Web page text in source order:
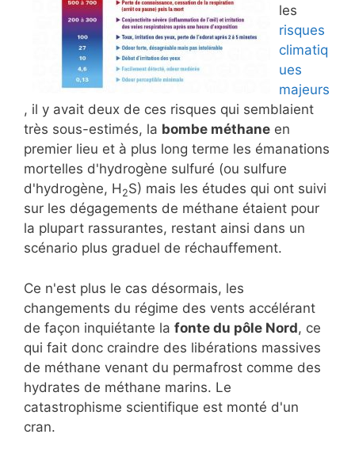
les
risques
climatiq
ues
majeurs
, il y avait deux de ces risques qui semblaient
très sous-estimés, la bombe méthane en
premier lieu et à plus long terme les émanations
mortelles d'hydrogène sulfuré (ou sulfure
d'hydrogène, H 2S) mais les études qui ont suivi
sur les dégagements de méthane étaient pour
la plupart rassurantes, restant ainsi dans un
scénario plus graduel de réchauffement.
Ce n'est plus le cas désormais, les
changements du régime des vents accélérant
de façon inquiétante la fonte du pôle Nord, ce
qui fait donc craindre des libérations massives
de méthane venant du permafrost comme des
hydrates de méthane marins. Le
catastrophisme scientifique est monté d'un
cran.